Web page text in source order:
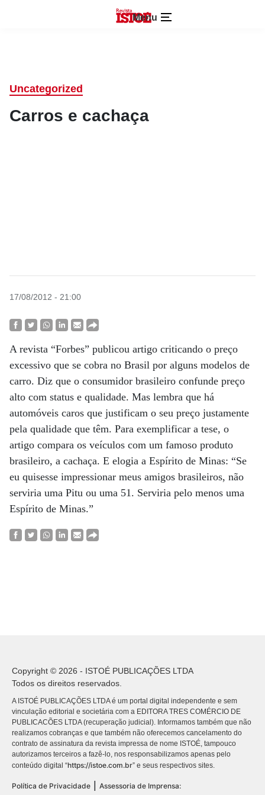
Menu
Uncategorized
Carros e cachaça
17/08/2012 - 21:00
A revista “Forbes” publicou artigo criticando o preço
excessivo que se cobra no Brasil por alguns modelos de
carro. Diz que o consumidor brasileiro confunde preço
alto com status e qualidade. Mas lembra que há
automóveis caros que justificam o seu preço justamente
pela qualidade que têm. Para exemplificar a tese, o
artigo compara os veículos com um famoso produto
brasileiro, a cachaça. E elogia a Espírito de Minas: “Se
eu quisesse impressionar meus amigos brasileiros, não
serviria uma Pitu ou uma 51. Serviria pelo menos uma
Espírito de Minas.”
Copyright © 2026 - ISTOÉ PUBLICAÇÕES LTDA
Todos os direitos reservados.
A ISTOÉ PUBLICAÇÕES LTDA é um portal digital independente e sem
vinculação editorial e societária com a EDITORA TRES COMÉRCIO DE
PUBLICACÕES LTDA (recuperação judicial). Informamos também que não
realizamos cobranças e que também não oferecemos cancelamento do
contrato de assinatura da revista impressa de nome ISTOÉ, tampouco
autorizamos terceiros a fazê-lo, nos responsabilizamos apenas pelo
conteúdo digital “https://istoe.com.br” e seus respectivos sites.
Política de Privacidade Assessoria de Imprensa: